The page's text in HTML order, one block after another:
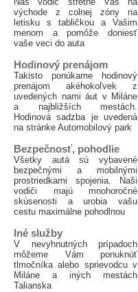
východe z colnej zóny na
letisku s tabličkou a Vašim
menom a pomôže doniesť
vaše veci do auta
Hodinový prenájom
Takisto ponúkame hodinový
prenájom akéhokoľvek z
uvedených nami áut v Miláne
a najbližších mestách.
Hodinová sadzba je uvedená
na stránke Automobilový park
Bezpečnosť, pohodlie
Všetky autá sú vybavené
bezpečnými a mobilnými
prostriedkami spojenia. Naši
vodiči majú mnohoročné
skúsenosti a urobia vašu
cestu maximálne pohodlnou
Iné služby
V nevyhnutných prípadoch
môžeme Vám ponuknúť
tlmočníka alebo sprievodcu v
Miláne a iných mestách
Talianska